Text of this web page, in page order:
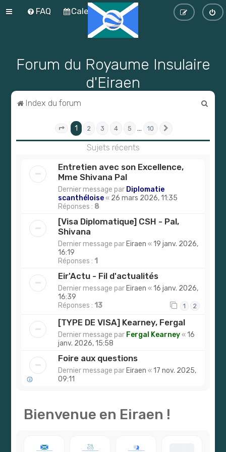
FAQ Calendrier
Forum du Royaume Insulaire
d'Eiraen
Index du forum
Page sur 10
1 2 3 4 5 … 10
Sujets récents
Entretien avec son Excellence,
Mme Shivana Pal
Dernier message par Diplomatie
scanthéloise« 26 mars 2026, 11:35
Réponses : 8
[Visa Diplomatique] CSH - Pal,
Shivana
Dernier message par Eiraen «19 janv. 2026,
16:19
Réponses : 1
Eir'Actu - Fil d'actualités
Dernier message par Eiraen «16 janv. 2026,
16:39
Réponses : 13 1 2
[TYPE DE VISA] Kearney, Fergal
Dernier message par Fergal Kearney«16
janv. 2026, 15:58
Foire aux questions
Dernier message par Eiraen «17 nov. 2025,
09:11
Bienvenue en Eiraen !